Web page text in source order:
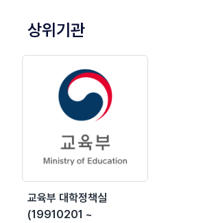
상위기관
교육부 대학정책실
(19910201 ~